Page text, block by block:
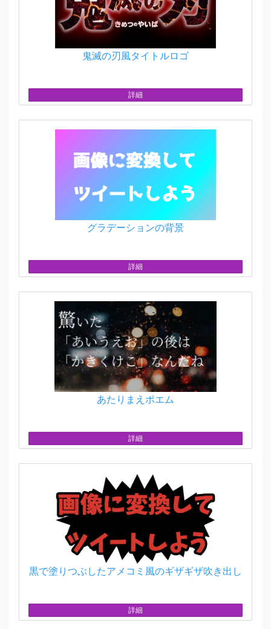
鬼滅の刃風タイトルロゴ
詳細
グラデーションの背景
詳細
あたりまえポエム
詳細
黒で塗りつぶしたアメコミ風のギザギザ吹き出し
詳細